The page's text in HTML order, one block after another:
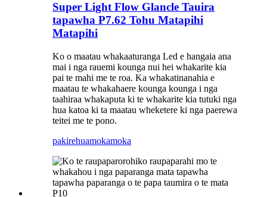
Super Light Flow Glancle Tauira
tapawha P7.62 Tohu Matapihi
Matapihi
Ko o maatau whakaaturanga Led e hangaia ana
mai i nga rauemi kounga nui hei whakarite kia
pai te mahi me te roa. Ka whakatinanahia e
maatau te whakahaere kounga kounga i nga
taahiraa whakaputa ki te whakarite kia tutuki nga
hua katoa ki ta maatau wheketere ki nga paerewa
teitei me te pono.
pakirehuamokamoka